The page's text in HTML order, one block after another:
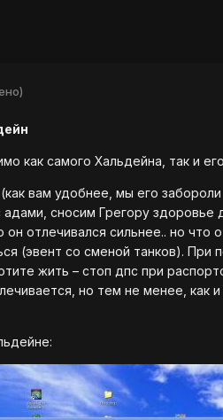
как самого Хальдейна, так и
вам удобнее, мы его
сносим Грегору
он отлечивался сильнее.. но
(эвент со сменой танков).
жить – стоп дпс при
но тем не менее, как